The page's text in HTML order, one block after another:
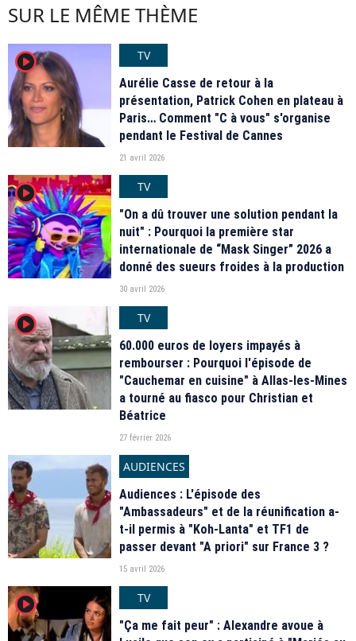
SUR LE MÊME THÈME
player2
TV
Aurélie Casse de retour à la
présentation, Patrick Cohen en plateau à
Paris… Comment "C à vous" s'organise
pendant le Festival de Cannes
21 avril 2026
player2
TV
"On a dû trouver une solution pendant la
nuit" : Pourquoi la première star
internationale de “Mask Singer” 2026 a
donné des sueurs froides à la production
30 avril 2026
player2
TV
60.000 euros de loyers impayés à
rembourser : Pourquoi l'épisode de
"Cauchemar en cuisine" à Allas-les-Mines
a tourné au fiasco pour Christian et
Béatrice
27 février 2026
AUDIENCES
Audiences : L'épisode des
"Ambassadeurs" et de la réunification a-
t-il permis à "Koh-Lanta" et TF1 de
passer devant "A priori" sur France 3 ?
15 avril 2026
player2
TV
"Ça me fait peur" : Alexandre avoue à